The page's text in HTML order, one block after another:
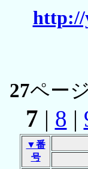
http://
27ペー
7 | 8 |
▼番
号